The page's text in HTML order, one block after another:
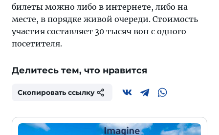
билеты можно либо в интернете, либо на
месте, в порядке живой очереди. Стоимость
участия составляет 30 тысяч вон с одного
посетителя.
Делитесь тем, что нравится
Скопировать ссылку